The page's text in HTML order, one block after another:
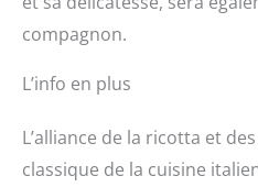
compagnon.
L’info en plus
L’alliance de la ricotta et
classique de la cuisine